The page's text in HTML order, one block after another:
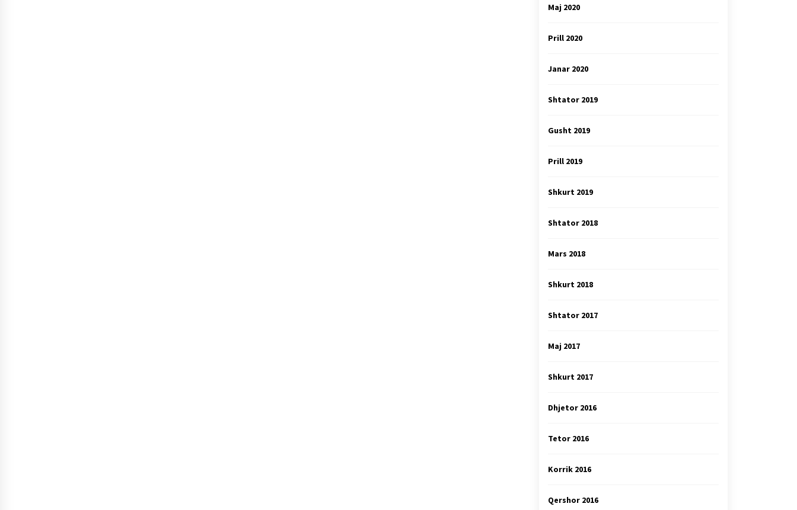
Maj 2020
Prill 2020
Janar 2020
Shtator 2019
Gusht 2019
Prill 2019
Shkurt 2019
Shtator 2018
Mars 2018
Shkurt 2018
Shtator 2017
Maj 2017
Shkurt 2017
Dhjetor 2016
Tetor 2016
Korrik 2016
Qershor 2016